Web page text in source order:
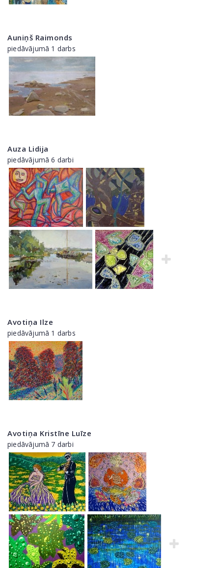
Auniņš Raimonds
piedāvājumā 1 darbs
Auza Lidija
piedāvājumā 6 darbi
Avotiņa Ilze
piedāvājumā 1 darbs
Avotiņa Kristīne Luīze
piedāvājumā 7 darbi